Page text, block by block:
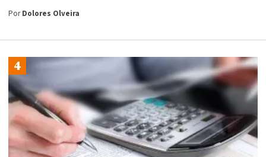
PorDolores Olveira